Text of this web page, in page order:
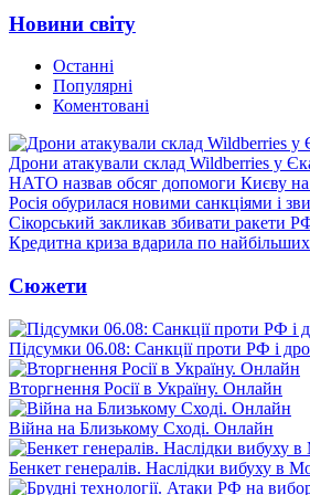
Новини світу
Останні
Популярні
Коментовані
Дрони атакували склад Wildberries у
НАТО назвав обсяг допомоги Києву
Росія обурилася новими санкціями і
Сікорський закликав збивати ракети
Кредитна криза вдарила по
Сюжети
Підсумки 06.08: Санкції проти РФ і
Вторгнення Росії в Україну. Онлайн
Війна на Близькому Сході. Онлайн
Бенкет генералів. Наслідки вибуху в